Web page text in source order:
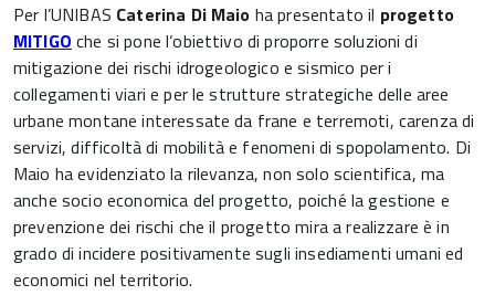
Per l’UNIBAS Caterina Di Maio ha presentato il progetto
MITIGO che si pone l’obiettivo di proporre soluzioni di
mitigazione dei rischi idrogeologico e sismico per i
collegamenti viari e per le strutture strategiche delle aree
urbane montane interessate da frane e terremoti, carenza di
servizi, difficoltà di mobilità e fenomeni di spopolamento. Di
Maio ha evidenziato la rilevanza, non solo scientifica, ma
anche socio economica del progetto, poiché la gestione e
prevenzione dei rischi che il progetto mira a realizzare è in
grado di incidere positivamente sugli insediamenti umani ed
economici nel territorio.